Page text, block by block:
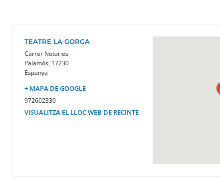
TEATRE LA GORGA
Carrer Notaries
Palamós, 17230
Espanya
+ MAPA DE GOOGLE
972602330
VISUALITZA EL LLOC WEB DE RECINTE